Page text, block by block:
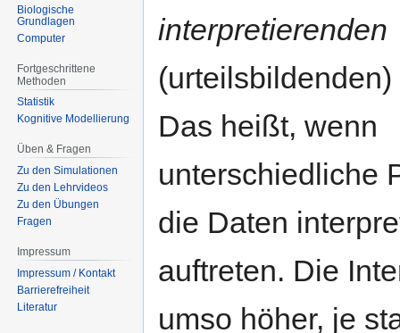
interpretierenden
Das heißt, wenn
unterschiedliche
die Daten
auftreten. Die
umso höher, je
Biologische
Grundlagen
Computer
Fortgeschrittene
Methoden
Statistik
Kognitive Modellierung
Üben & Fragen
Zu den Simulationen
Zu den Lehrvideos
Zu den Übungen
Fragen
Impressum
Impressum / Kontakt
Barrierefreiheit
Literatur